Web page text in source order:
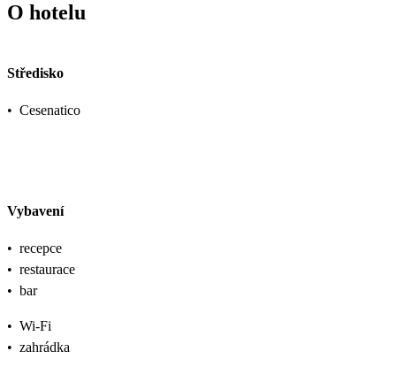
O hotelu
Středisko
• Cesenatico
Vybavení
• recepce
• restaurace
• bar
• Wi-Fi
• zahrádka